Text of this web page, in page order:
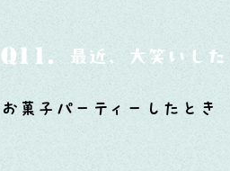
Q11. 最近、大笑いし
お菓子パーティーしたとき